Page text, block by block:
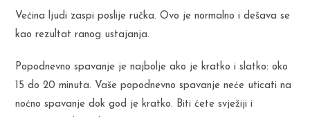
Većina ljudi zaspi poslije ručka. Ovo je normalno i dešava se
kao rezultat ranog ustajanja.
Popodnevno spavanje je najbolje ako je kratko i slatko: oko
15 do 20 minuta. Vaše popodnevno spavanje neće uticati na
noćno spavanje dok god je kratko. Biti ćete svježiji i